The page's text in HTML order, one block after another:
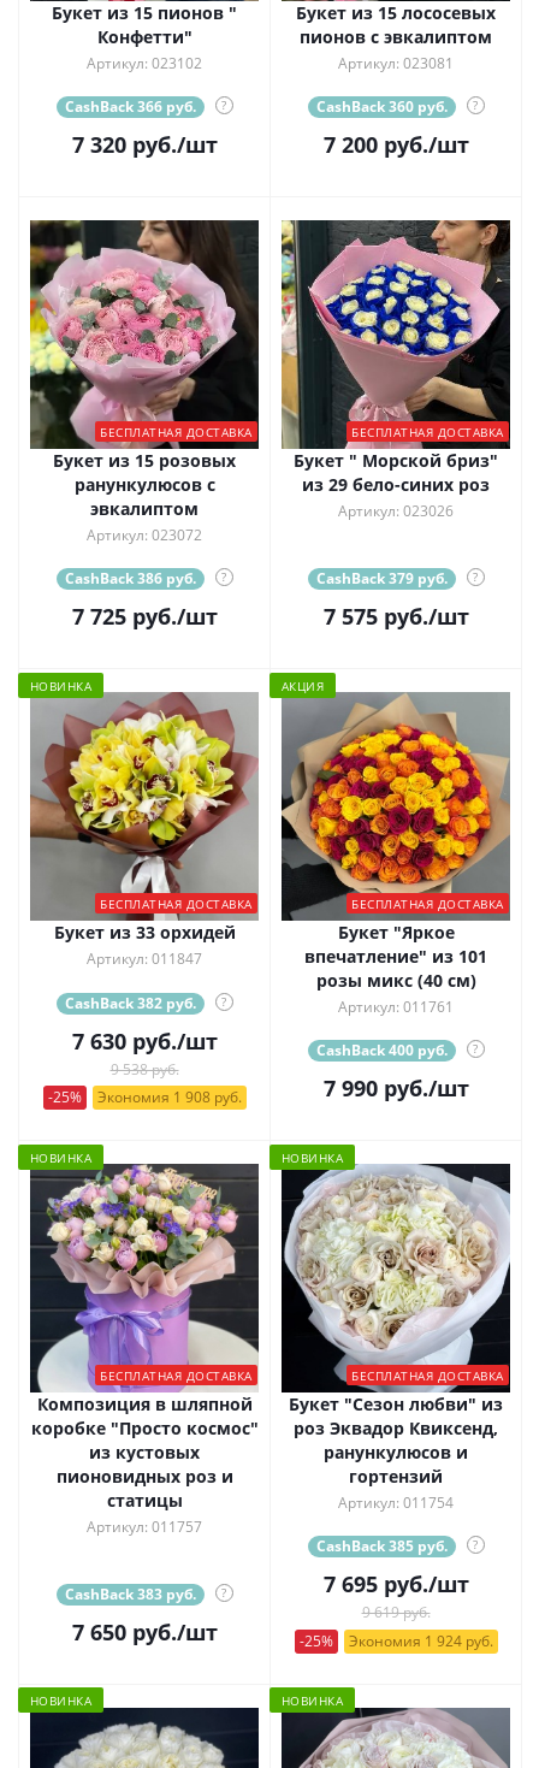
Букет из 15 пионов "
Конфетти"
Артикул: 023102
CashBack 366 руб. ?
7 320руб./шт
Букет из 15 лососевых
пионов с эвкалиптом
Артикул: 023081
CashBack 360 руб. ?
7 200руб./шт
БЕСПЛАТНАЯ ДОСТАВКА
Букет из 15 розовых
ранункулюсов с
эвкалиптом
Артикул: 023072
CashBack 386 руб. ?
7 725руб./шт
БЕСПЛАТНАЯ ДОСТАВКА
Букет " Морской бриз"
из 29 бело-синих роз
Артикул: 023026
CashBack 379 руб. ?
7 575руб./шт
НОВИНКА
БЕСПЛАТНАЯ ДОСТАВКА
Букет из 33 орхидей
Артикул: 011847
CashBack 382 руб. ?
7 630руб./шт
9 538 руб.
-25%
Экономия 1 908 руб.
АКЦИЯ
БЕСПЛАТНАЯ ДОСТАВКА
Букет "Яркое
впечатление" из 101
розы микс (40 см)
Артикул: 011761
CashBack 400 руб. ?
7 990руб./шт
НОВИНКА
БЕСПЛАТНАЯ ДОСТАВКА
Композиция в шляпной
коробке "Просто космос"
из кустовых
пионовидных роз и
статицы
Артикул: 011757
CashBack 383 руб. ?
7 650руб./шт
НОВИНКА
БЕСПЛАТНАЯ ДОСТАВКА
Букет "Сезон любви" из
роз Эквадор Квиксенд,
ранункулюсов и
гортензий
Артикул: 011754
CashBack 385 руб. ?
7 695руб./шт
9 619 руб.
-25%
Экономия 1 924 руб.
НОВИНКА НОВИНКА